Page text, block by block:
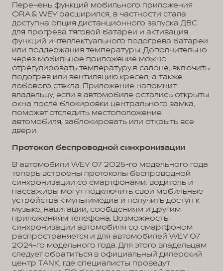
Перечень функций мобильного приложения
ORA & WEY расширился, в частности стала
доступна опция дистанционного запуска ДВС
для прогрева тяговой батареи и активация
функций интеллектуального подогрева батареи
или поддержания температуры. Дополнительно
через мобильное приложение можно
отрегулировать температуру в салоне, включить
подогрев или вентиляцию кресел, а также
лобового стекла. Приложение напомнит
владельцу, если в автомобиле остались открыты
окна после блокировки центрального замка,
поможет отследить местоположение
автомобиля, заблокировать или открыть все
двери.
Протокол беспроводной синхронизации
В автомобили WEY 07 2025-го модельного года
теперь встроены протоколы беспроводной
синхронизации со смартфонами: водитель и
пассажиры могут подключить свои мобильные
устройства к мультимедиа и получить доступ к
музыке, навигации, сообщениям и другим
приложениям телефона. Возможность
синхронизации автомобиля со смартфоном
распространяется и для автомобилей WEY 07
2024-го модельного года. Для этого владельцам
следует обратиться в официальный дилерский
центр TANK, где специалисты проведут